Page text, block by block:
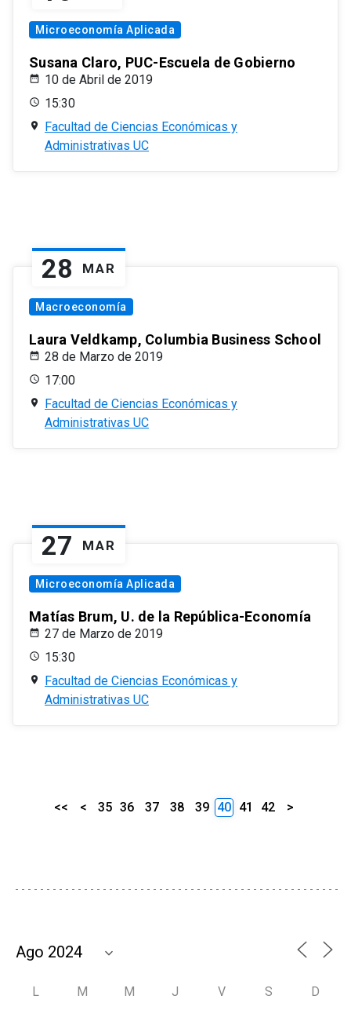
Microeconomía Aplicada
Susana Claro, PUC-Escuela de Gobierno
10 de Abril de 2019
15:30
Facultad de Ciencias Económicas y
Administrativas UC
28 MAR
Macroeconomía
Laura Veldkamp, Columbia Business School
28 de Marzo de 2019
17:00
Facultad de Ciencias Económicas y
Administrativas UC
27 MAR
Microeconomía Aplicada
Matías Brum, U. de la República-Economía
27 de Marzo de 2019
15:30
Facultad de Ciencias Económicas y
Administrativas UC
<< < 35 36 37 38 39 40 41 42 >
L M M J V S D